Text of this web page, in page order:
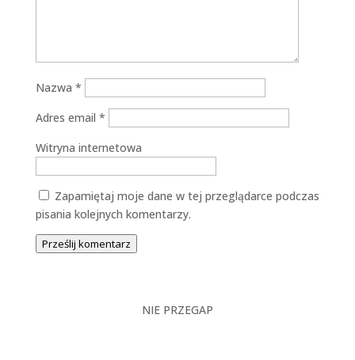
Nazwa *
Adres email *
Witryna internetowa
Zapamiętaj moje dane w tej przeglądarce podczas
pisania kolejnych komentarzy.
Prześlij komentarz
NIE PRZEGAP